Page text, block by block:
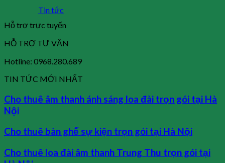
Tin tức
Hỗ trợ trực tuyến
HỖ TRỢ TƯ VẤN
Hotline: 0968.280.689
TIN TỨC MỚI NHẤT
Cho thuê âm thanh ánh sáng loa đài trọn gói tại Hà
Nội
Cho thuê bàn ghế sự kiện trọn gói tại Hà Nội
Cho thuê loa đài âm thanh Trung Thu trọn gói tại